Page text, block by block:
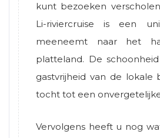
kunt bezoeken
Li-riviercruise is een
meeneemt naar het
platteland. De
gastvrijheid van de lokale
tocht tot een
Vervolgens heeft u nog